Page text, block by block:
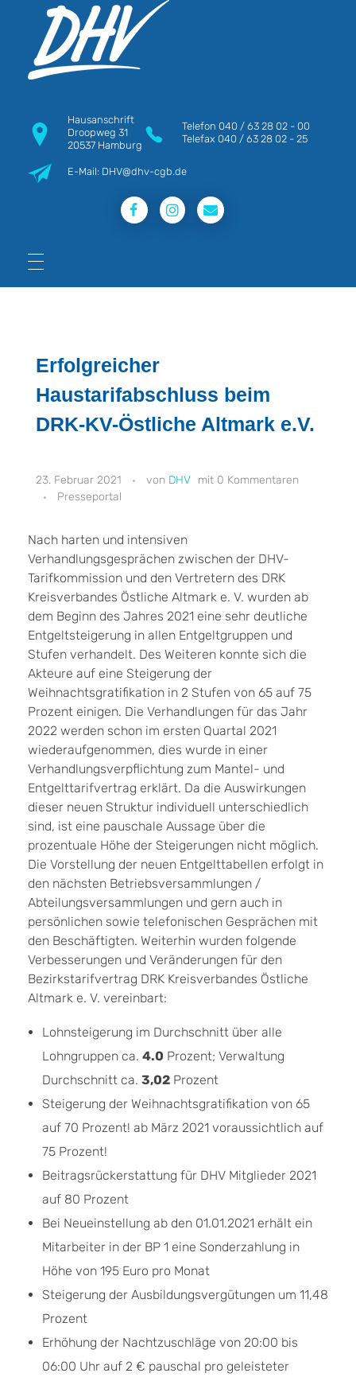
Hausanschrift
Droopweg 31
20537 Hamburg
Telefon 040 / 63 28 02 - 00
Telefax 040 / 63 28 02 - 25
E-Mail: DHV@dhv-cgb.de
Erfolgreicher
Haustarifabschluss beim
DRK-KV-Östliche Altmark e.V.
23. Februar 2021 DHV
0 Kommentaren
Presseportal
Nach harten und intensiven
Verhandlungsgesprächen zwischen der DHV-
Tarifkommission und den Vertretern des DRK
Kreisverbandes Östliche Altmark e. V. wurden ab
dem Beginn des Jahres 2021 eine sehr deutliche
Entgeltsteigerung in allen Entgeltgruppen und
Stufen verhandelt. Des Weiteren konnte sich die
Akteure auf eine Steigerung der
Weihnachtsgratifikation in 2 Stufen von 65 auf 75
Prozent einigen. Die Verhandlungen für das Jahr
2022 werden schon im ersten Quartal 2021
wiederaufgenommen, dies wurde in einer
Verhandlungsverpflichtung zum Mantel- und
Entgelttarifvertrag erklärt. Da die Auswirkungen
dieser neuen Struktur individuell unterschiedlich
sind, ist eine pauschale Aussage über die
prozentuale Höhe der Steigerungen nicht möglich.
Die Vorstellung der neuen Entgelttabellen erfolgt in
den nächsten Betriebsversammlungen /
Abteilungsversammlungen und gern auch in
persönlichen sowie telefonischen Gesprächen mit
den Beschäftigten. Weiterhin wurden folgende
Verbesserungen und Veränderungen für den
Bezirkstarifvertrag DRK Kreisverbandes Östliche
Altmark e. V. vereinbart:
Lohnsteigerung im Durchschnitt über alle
Lohngruppen ca. 4.0 Prozent; Verwaltung
Durchschnitt ca. 3,02Prozent
Steigerung der Weihnachtsgratifikation von 65
auf 70 Prozent! ab März 2021 voraussichtlich auf
75 Prozent!
Beitragsrückerstattung für DHV Mitglieder 2021
auf 80 Prozent
Bei Neueinstellung ab den 01.01.2021 erhält ein
Mitarbeiter in der BP 1 eine Sonderzahlung in
Höhe von 195 Euro pro Monat
Steigerung der Ausbildungsvergütungen um 11,48
Prozent
Erhöhung der Nachtzuschläge von 20:00 bis
06:00 Uhr auf 2 € pauschal pro geleisteter